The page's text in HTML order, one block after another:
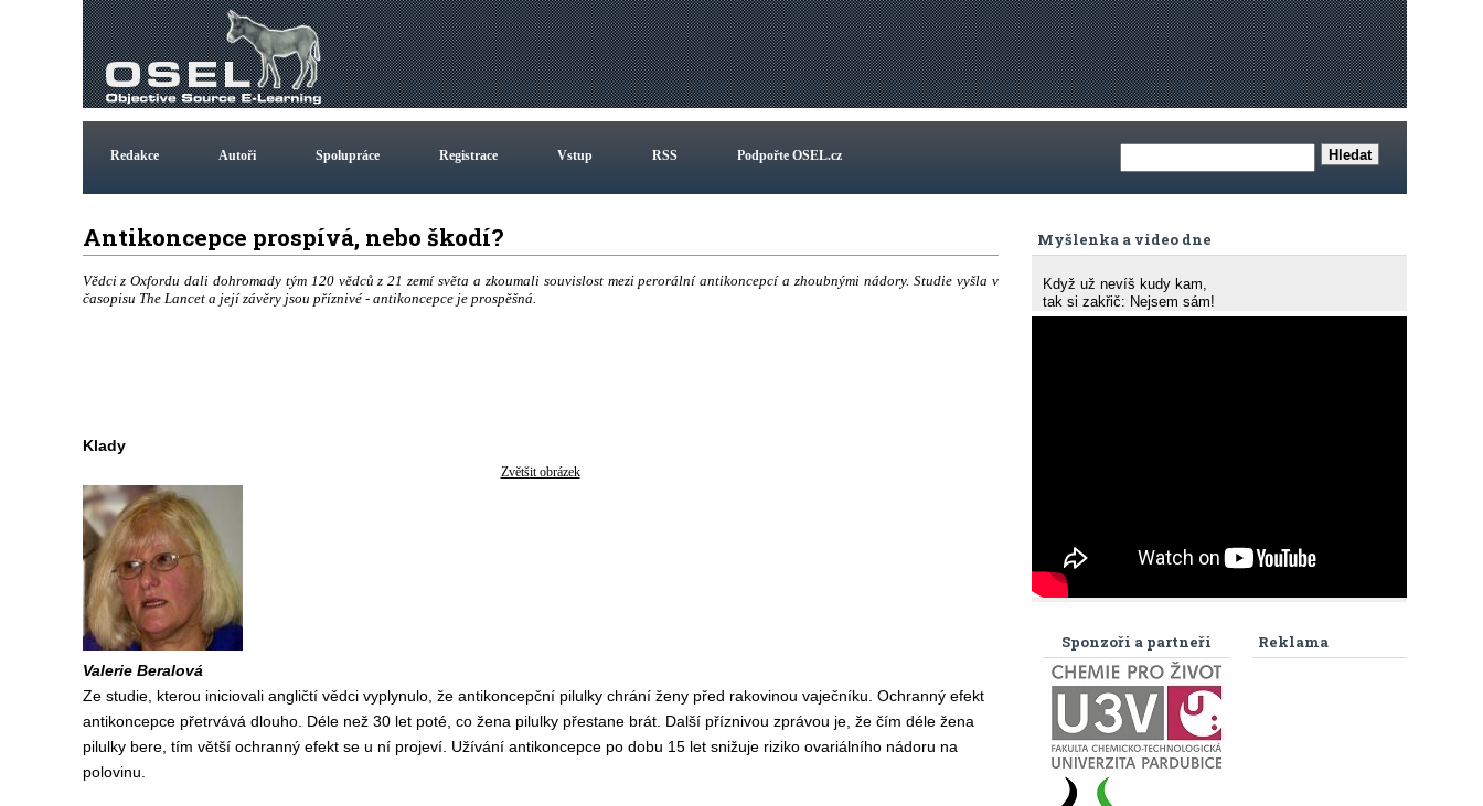
Redakce Autoři Spolupráce Registrace Vstup RSS Podpořte OSEL.cz
Antikoncepce prospívá, nebo škodí?
Vědci z Oxfordu dali dohromady tým 120 vědců z 21 zemí světa a zkoumali souvislost mezi perorální antikoncepcí a zhoubnými nádory. Studie vyšla v
časopisu The Lancet a její závěry jsou příznivé - antikoncepce je prospěšná.
Klady
Zvětšit obrázek
Valerie Beralová
Ze studie, kterou iniciovali angličtí vědci vyplynulo, že antikoncepční pilulky chrání ženy před rakovinou vaječníku. Ochranný efekt
antikoncepce přetrvává dlouho. Déle než 30 let poté, co žena pilulky přestane brát. Další příznivou zprávou je, že čím déle žena
pilulky bere, tím větší ochranný efekt se u ní projeví. Užívání antikoncepce po dobu 15 let snižuje riziko ovariálního nádoru na
polovinu.
Myšlenka a video dne
Když už nevíš kudy kam,
tak si zakřič: Nejsem sám!
Reklama
Sponzoři a partneři